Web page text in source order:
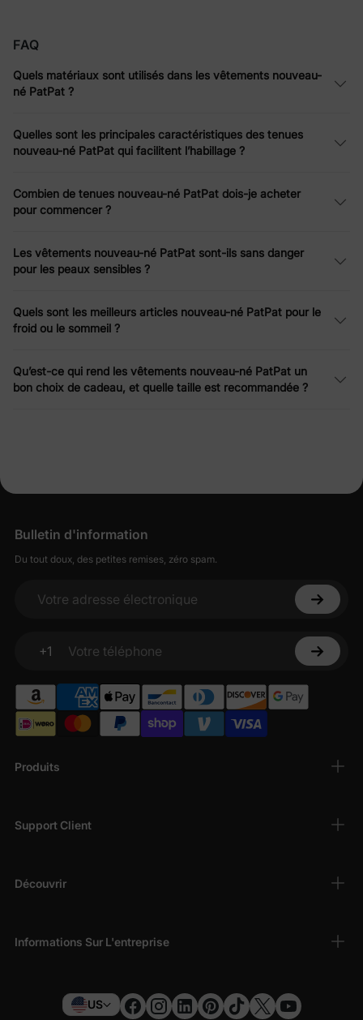
FAQ
Quels matériaux sont utilisés dans les vêtements nouveau-
né PatPat ?
Quelles sont les principales caractéristiques des tenues
nouveau-né PatPat qui facilitent l’habillage ?
Combien de tenues nouveau-né PatPat dois-je acheter
pour commencer ?
Les vêtements nouveau-né PatPat sont-ils sans danger
pour les peaux sensibles ?
Quels sont les meilleurs articles nouveau-né PatPat pour le
froid ou le sommeil ?
Qu’est-ce qui rend les vêtements nouveau-né PatPat un
bon choix de cadeau, et quelle taille est recommandée ?
Produits
Support Client
Découvrir
Informations Sur L'entreprise
Bulletin d'information
Du tout doux, des petites remises, zéro spam.
Votre adresse électronique
+1
Votre téléphone
US